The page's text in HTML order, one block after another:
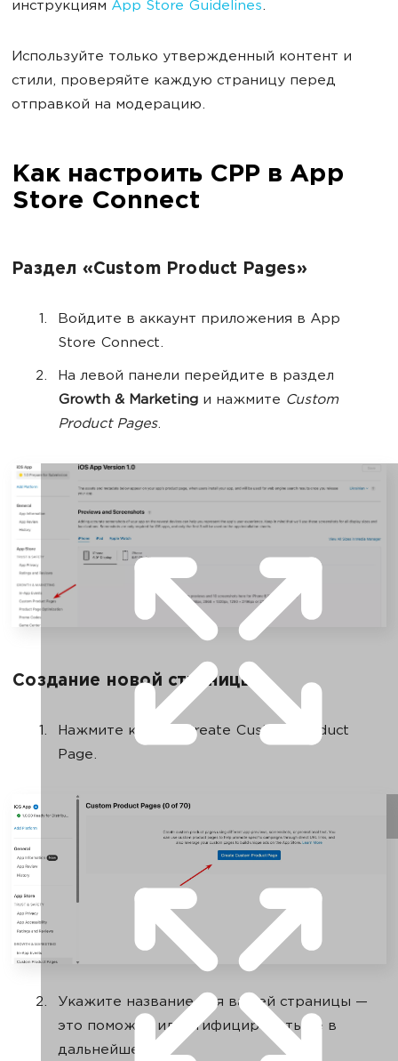
инструкциям App Store Guidelines.
Используйте только утвержденный контент и
стили, проверяйте каждую страницу перед
отправкой на модерацию.
Как настроить СРР в App
Store Connect
Раздел «Custom Product Pages»
Войдите в аккаунт приложения в App
Store Connect.
На левой панели перейдите в раздел
Growth & Marketing и нажмите Custom
Product Pages.
Создание новой страницы
Нажмите кнопку Create Custom Product
Page.
Укажите название для вашей страницы —
это поможет идентифицировать ее в
дальнейшем.